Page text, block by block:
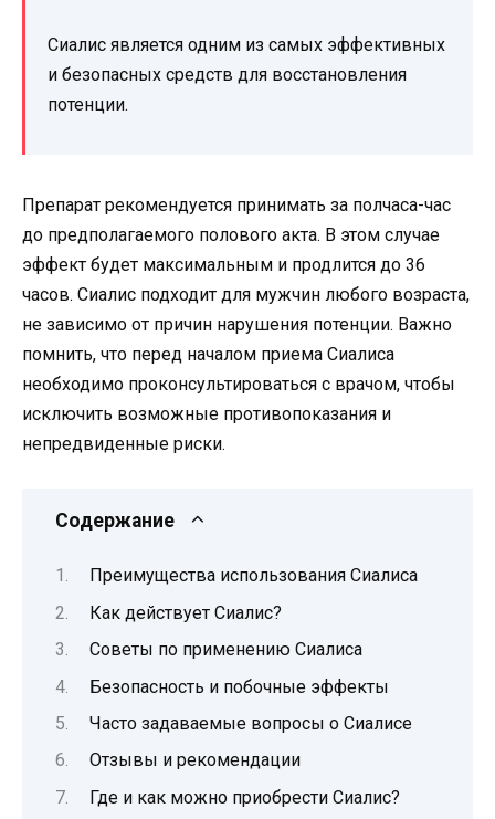
Сиалис является одним из самых эффективных
и безопасных средств для восстановления
потенции.
Препарат рекомендуется принимать за полчаса-час
до предполагаемого полового акта. В этом случае
эффект будет максимальным и продлится до 36
часов. Сиалис подходит для мужчин любого возраста,
не зависимо от причин нарушения потенции. Важно
помнить, что перед началом приема Сиалиса
необходимо проконсультироваться с врачом, чтобы
исключить возможные противопоказания и
непредвиденные риски.
Содержание
Преимущества использования Сиалиса
Как действует Сиалис?
Советы по применению Сиалиса
Безопасность и побочные эффекты
Часто задаваемые вопросы о Сиалисе
Отзывы и рекомендации
Где и как можно приобрести Сиалис?